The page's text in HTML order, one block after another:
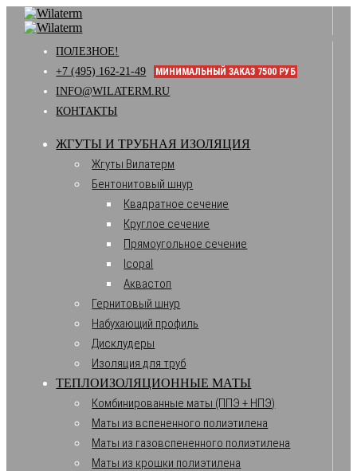
ПОЛЕЗНОЕ!
+7 (495) 162-21-49
МИНИМАЛЬНЫЙ ЗАКАЗ 7500 РУБ
INFO@WILATERM.RU
КОНТАКТЫ
ЖГУТЫ И ТРУБНАЯ ИЗОЛЯЦИЯ
Жгуты Вилатерм
Бентонитовый шнур
Квадратное сечение
Круглое сечение
Прямоугольное сечение
Icopal
Аквастоп
Гернитовый шнур
Набухающий профиль
Дисклудеры
Изоляция для труб
ТЕПЛОИЗОЛЯЦИОННЫЕ МАТЫ
Комбинированные маты (ППЭ + НПЭ)
Маты из вспененного полиэтилена
Маты из газовспененного полиэтилена
Маты из крошки полиэтилена